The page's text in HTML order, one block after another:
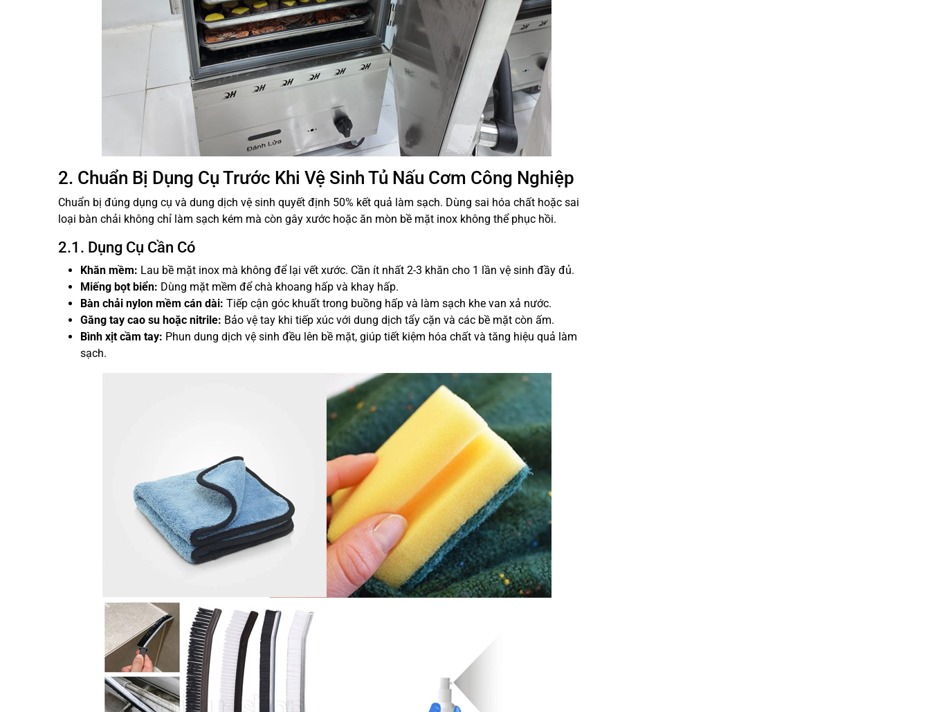
2. Chuẩn Bị Dụng Cụ Trước Khi Vệ Sinh Tủ Nấu Cơm Công Nghiệp
Chuẩn bị đúng dụng cụ và dung dịch vệ sinh quyết định 50% kết quả làm sạch. Dùng sai hóa chất hoặc sai
loại bàn chải không chỉ làm sạch kém mà còn gây xước hoặc ăn mòn bề mặt inox không thể phục hồi.
2.1. Dụng Cụ Cần Có
Khăn mềm: Lau bề mặt inox mà không để lại vết xước. Cần ít nhất 2-3 khăn cho 1 lần vệ sinh đầy đủ.
Miếng bọt biển: Dùng mặt mềm để chà khoang hấp và khay hấp.
Bàn chải nylon mềm cán dài: Tiếp cận góc khuất trong buồng hấp và làm sạch khe van xả nước.
Găng tay cao su hoặc nitrile: Bảo vệ tay khi tiếp xúc với dung dịch tẩy cặn và các bề mặt còn ấm.
Bình xịt cầm tay: Phun dung dịch vệ sinh đều lên bề mặt, giúp tiết kiệm hóa chất và tăng hiệu quả làm
sạch.